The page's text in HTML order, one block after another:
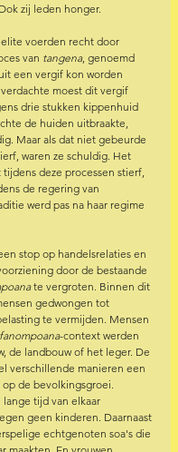
zij leden honger.
elite voerden recht door
van tangena, genoemd
een vergif kon worden
moest dit vergif
drie stukken kippenhuid
de huiden uitbraakte,
Maar als dat niet gebeurde
waren ze schuldig. Het
deze processen stierf,
de regering van
werd pas na haar regime
stop op handelsrelaties en
door de bestaande
te vergroten. Binnen dit
gedwongen tot
te vermijden. Mensen
fanompoana-context werden
de landbouw of het leger. De
verschillende manieren een
de bevolkingsgroei.
tijd van elkaar
geen kinderen. Daarnaast
echtgenoten soa's die